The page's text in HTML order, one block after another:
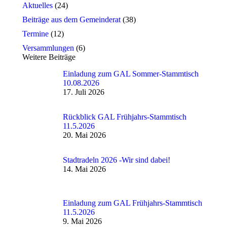
Aktuelles (24)
Beiträge aus dem Gemeinderat (38)
Termine (12)
Versammlungen (6)
Weitere Beiträge
Einladung zum GAL Sommer-Stammtisch
10.08.2026
17. Juli 2026
Rückblick GAL Frühjahrs-Stammtisch
11.5.2026
20. Mai 2026
Stadtradeln 2026 -Wir sind dabei!
14. Mai 2026
Einladung zum GAL Frühjahrs-Stammtisch
11.5.2026
9. Mai 2026